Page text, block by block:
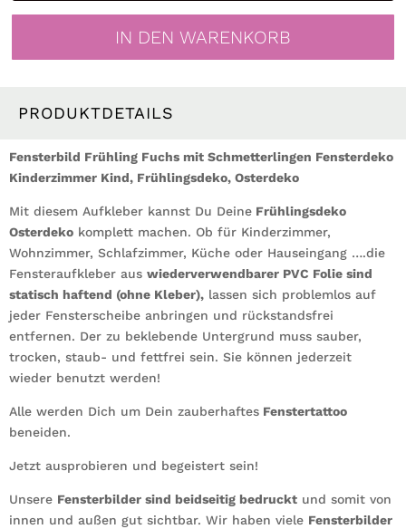
Frühling
Fensterfolie
IN DEN WARENKORB
PRODUKTDETAILS
Fensterbild Frühling Fuchs mit Schmetterlingen Fensterdeko
Kinderzimmer Kind, Frühlingsdeko, Osterdeko
Mit diesem Aufkleber kannst Du Deine Frühlingsdeko
Osterdeko komplett machen. Ob für Kinderzimmer,
Wohnzimmer, Schlafzimmer, Küche oder Hauseingang ….die
Fensteraufkleber aus wiederverwendbarer PVC Folie sind
statisch haftend (ohne Kleber), lassen sich problemlos auf
jeder Fensterscheibe anbringen und rückstandsfrei
entfernen. Der zu beklebende Untergrund muss sauber,
trocken, staub- und fettfrei sein. Sie können jederzeit
wieder benutzt werden!
Alle werden Dich um Dein zauberhaftes Fenstertattoo
beneiden.
Jetzt ausprobieren und begeistert sein!
Unsere Fensterbilder sind beidseitig bedruckt und somit von
innen und außen gut sichtbar. Wir haben viele Fensterbilder